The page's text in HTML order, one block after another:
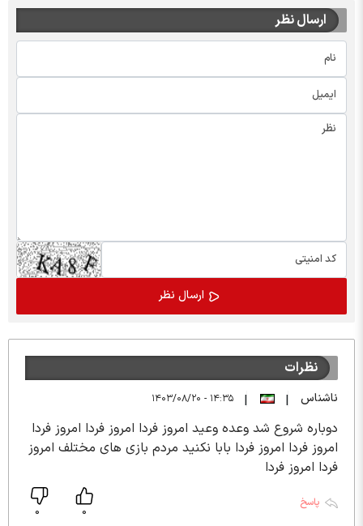
ارسال نظر
نظرات
ناشناس ۱۴:۳۵ - ۱۴۰۳/۰۸/۲۰
دوباره شروع شد وعده وعید امروز فردا امروز فردا امروز فردا
امروز فردا امروز فردا بابا نکنید مردم بازی های مختلف امروز
فردا امروز فردا
پاسخ
0
0